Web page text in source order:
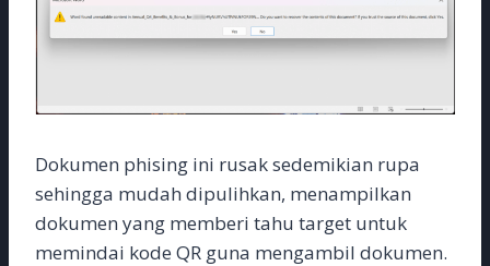
Dokumen phising ini rusak sedemikian rupa
sehingga mudah dipulihkan, menampilkan
dokumen yang memberi tahu target untuk
memindai kode QR guna mengambil dokumen.